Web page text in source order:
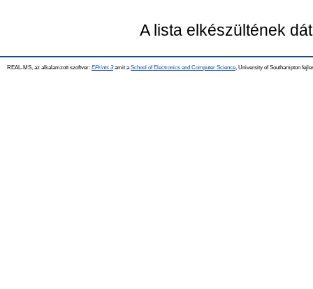
A lista elkészültének
REAL-MS, az alkalamzott szoftver: EPrints 3amit a School of Electronics and Computer Science , University of Southampton